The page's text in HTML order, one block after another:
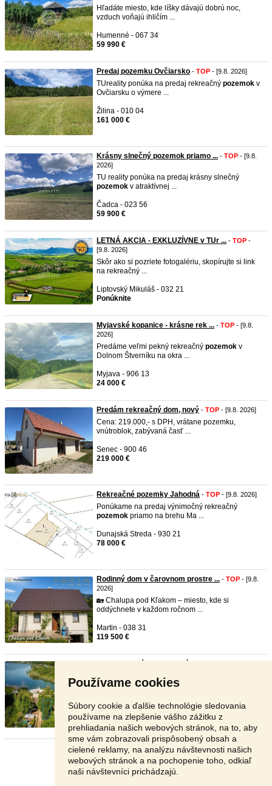
Používame cookies
Súbory cookie a ďalšie technológie sledovania
používame na zlepšenie vášho zážitku z
prehliadania našich webových stránok, na to, aby
sme vám zobrazovali prispôsobený obsah a
cielené reklamy, na analýzu návštevnosti našich
webových stránok a na pochopenie toho, odkiaľ
naši návštevníci prichádzajú.
Hľadáte miesto, kde líšky dávajú dobrú noc,
vzduch voňajú ihličím ...
Humenné - 067 34
59 990 €
Predaj pozemku Ovčiarsko - TOP - [9.8. 2026]
TUreality ponúka na predaj rekreačný pozemok v
Ovčiarsku o výmere ...
Žilina - 010 04
161 000 €
Krásny slnečný pozemok priamo ... - TOP - [9.8.
2026]
TU reality ponúka na predaj krásny slnečný
pozemok v atraktívnej ...
Čadca - 023 56
59 900 €
LETNÁ AKCIA - EXKLUZÍVNE v TUr ... - TOP -
[9.8. 2026]
Skôr ako si pozriete fotogalériu, skopírujte si link
na rekreačný ...
Liptovský Mikuláš - 032 21
Ponúknite
Myjavské kopanice - krásne rek ... - TOP - [9.8.
2026]
Predáme veľmi pekný rekreačný pozemok v
Dolnom Štverníku na okra ...
Myjava - 906 13
24 000 €
Predám rekreačný dom, nový - TOP - [9.8. 2026]
Cena: 219.000,- s DPH, vrátane pozemku,
vnútroblok, zabývaná časť ...
Senec - 900 46
219 000 €
Rekreačné pozemky Jahodná - TOP - [9.8. 2026]
Ponúkame na predaj výnimočný rekreačný
pozemok priamo na brehu Ma ...
Dunajská Streda - 930 21
78 000 €
Rodinný dom v čarovnom prostre ... - TOP - [9.8.
2026]
🏡 Chalupa pod Kľakom – miesto, kde si
oddýchnete v každom ročnom ...
Martin - 038 31
119 500 €
Dva stavebné pozemky blízko vody a novej
Vranov nad Topľou - 094 05
38 000 €
Stránka: 1 2 3 Ďalšia